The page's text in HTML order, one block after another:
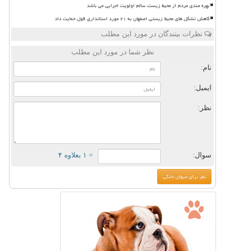
بهره مندی مردم از محیط زیست سالم اولویت اجرایی می باشد
کاهش تشکل های محیط زیستی اصفهان به ۲۱ مورد استانداری قول حمایت داد
نظرات بینندگان در مورد این مطلب
نظر شما در مورد این مطلب
نام:
ایمیل:
نظر:
سوال: = ۱ بعلاوه ۴